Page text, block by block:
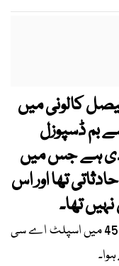
کالونی میں
بم ڈسپوزل
دی ہے جس میں
تھا اور اس
تھا۔
رپورٹ کے مطابق دھماکا مکان نمبر ڈی-453 میں اسپلٹ اے سی